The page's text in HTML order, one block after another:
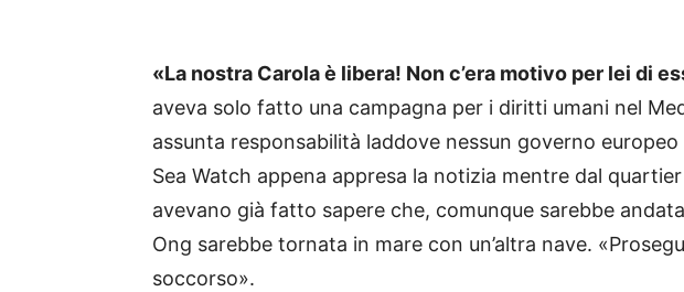
«La nostra Carola è libera! Non c’era motivo per lei di
aveva solo fatto una campagna per i diritti umani nel
assunta responsabilità laddove nessun governo
Sea Watch appena appresa la notizia mentre dal
avevano già fatto sapere che, comunque sarebbe
Ong sarebbe tornata in mare con un’altra nave.
soccorso».